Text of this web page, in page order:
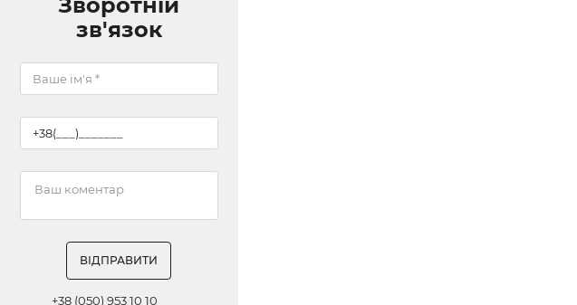
зв'язок
ВІДПРАВИТИ
+38 (050) 953 10 10